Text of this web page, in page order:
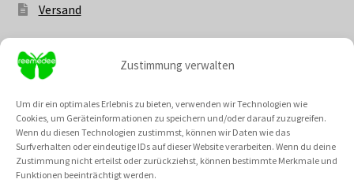
Zustimmung verwalten
Um dir ein optimales Erlebnis zu bieten, verwenden wir Technologien wie
Cookies, um Geräteinformationen zu speichern und/oder darauf zuzugreifen.
Wenn du diesen Technologien zustimmst, können wir Daten wie das
Surfverhalten oder eindeutige IDs auf dieser Website verarbeiten. Wenn du deine
Zustimmung nicht erteilst oder zurückziehst, können bestimmte Merkmale und
Funktionen beeinträchtigt werden.
Versand
Unsere Community @